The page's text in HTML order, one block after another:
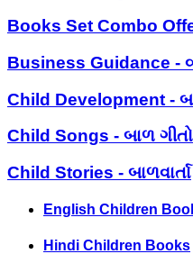
Books Set Combo
Business Guidance -
Child Development -
Child Songs - બાળ ગીતો
Child Stories - બાળવાર્તા
English Children
Hindi Children Books